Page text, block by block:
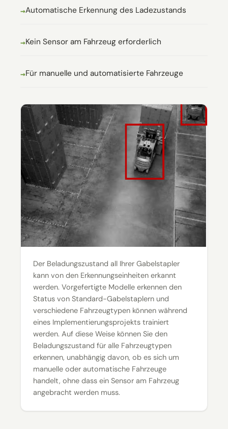
Automatische Erkennung des Ladezustands
Kein Sensor am Fahrzeug erforderlich
Für manuelle und automatisierte Fahrzeuge
Der Beladungszustand all Ihrer Gabelstapler
kann von den Erkennungseinheiten erkannt
werden. Vorgefertigte Modelle erkennen den
Status von Standard-Gabelstaplern und
verschiedene Fahrzeugtypen können während
eines Implementierungsprojekts trainiert
werden. Auf diese Weise können Sie den
Beladungszustand für alle Fahrzeugtypen
erkennen, unabhängig davon, ob es sich um
manuelle oder automatische Fahrzeuge
handelt, ohne dass ein Sensor am Fahrzeug
angebracht werden muss.